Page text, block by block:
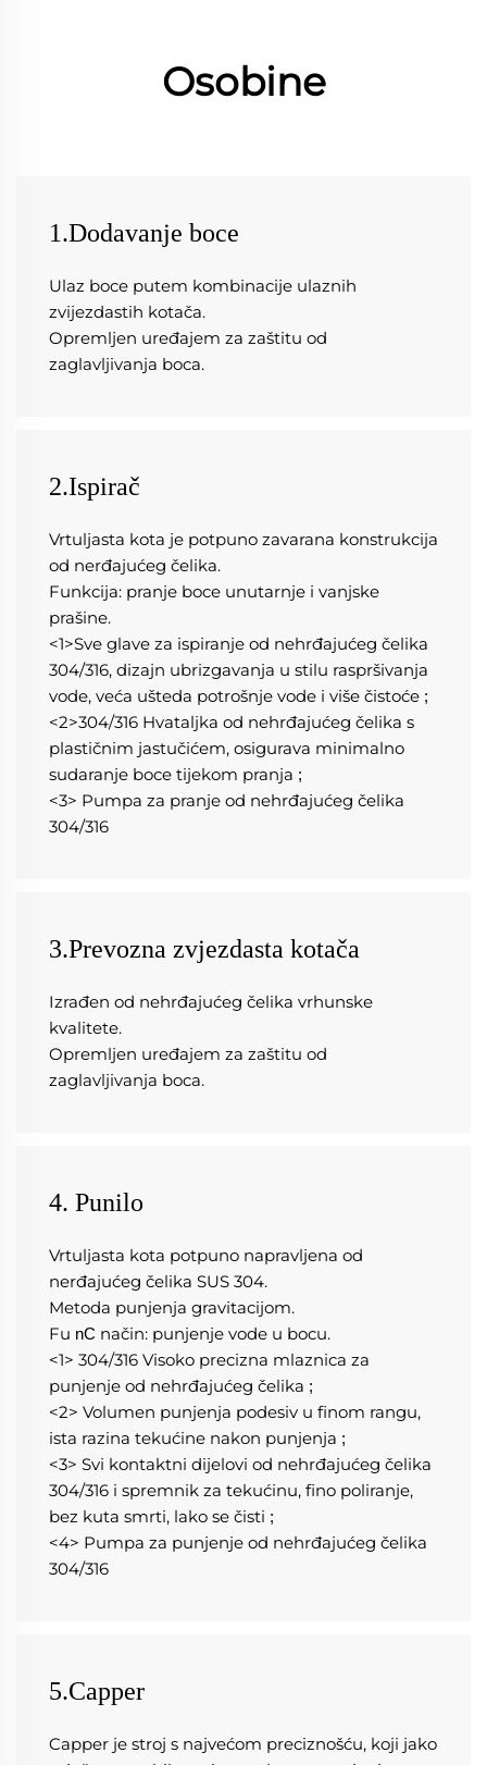
Osobine
1.Dodavanje boce
Ulaz boce putem kombinacije ulaznih
zvijezdastih kotača.
Opremljen uređajem za zaštitu od
zaglavljivanja boca.
2.Ispirač
Vrtuljasta kota je potpuno zavarana konstrukcija
od nerđajućeg čelika.
Funkcija: pranje boce unutarnje i vanjske
prašine.
<1>Sve glave za ispiranje od nehrđajućeg čelika
304/316, dizajn ubrizgavanja u stilu raspršivanja
vode, veća ušteda potrošnje vode i više čistoće ;
<2>304/316 Hvataljka od nehrđajućeg čelika s
plastičnim jastučićem, osigurava minimalno
sudaranje boce tijekom pranja ;
<3> Pumpa za pranje od nehrđajućeg čelika
304/316
3.Prevozna zvjezdasta kotača
Izrađen od nehrđajućeg čelika vrhunske
kvalitete.
Opremljen uređajem za zaštitu od
zaglavljivanja boca.
4. Punilo
Vrtuljasta kota potpuno napravljena od
nerđajućeg čelika SUS 304.
Metoda punjenja gravitacijom.
Fu nC način: punjenje vode u bocu.
<1> 304/316 Visoko precizna mlaznica za
punjenje od nehrđajućeg čelika ;
<2> Volumen punjenja podesiv u finom rangu,
ista razina tekućine nakon punjenja ;
<3> Svi kontaktni dijelovi od nehrđajućeg čelika
304/316 i spremnik za tekućinu, fino poliranje,
bez kuta smrti, lako se čisti ;
<4> Pumpa za punjenje od nehrđajućeg čelika
304/316
5.Capper
Capper je stroj s najvećom preciznošću, koji jako